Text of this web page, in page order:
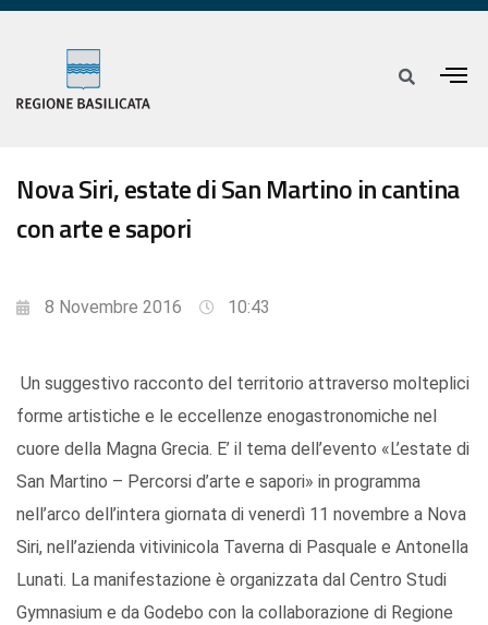
Nova Siri, estate di San Martino in cantina
con arte e sapori
8 Novembre 2016 10:43
Un suggestivo racconto del territorio attraverso molteplici
forme artistiche e le eccellenze enogastronomiche nel
cuore della Magna Grecia. E’ il tema dell’evento «L’estate di
San Martino – Percorsi d’arte e sapori» in programma
nell’arco dell’intera giornata di venerdì 11 novembre a Nova
Siri, nell’azienda vitivinicola Taverna di Pasquale e Antonella
Lunati. La manifestazione è organizzata dal Centro Studi
Gymnasium e da Godebo con la collaborazione di Regione